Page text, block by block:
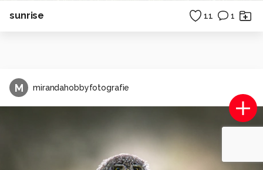
sunrise 11 1
M mirandahobbyfotografie